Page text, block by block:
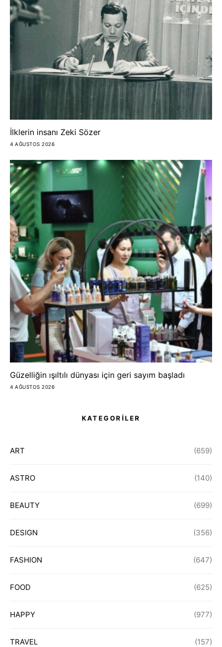
İlklerin insanı Zeki Sözer
4 AĞUSTOS 2026
Güzelliğin ışıltılı dünyası için geri sayım başladı
4 AĞUSTOS 2026
KATEGORİLER
ART (659)
ASTRO (140)
BEAUTY (699)
DESIGN (356)
FASHION (647)
FOOD (625)
HAPPY (977)
TRAVEL (157)